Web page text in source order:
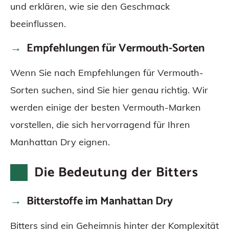
und erklären, wie sie den Geschmack
beeinflussen.
Empfehlungen für Vermouth-Sorten
Wenn Sie nach Empfehlungen für Vermouth-
Sorten suchen, sind Sie hier genau richtig. Wir
werden einige der besten Vermouth-Marken
vorstellen, die sich hervorragend für Ihren
Manhattan Dry eignen.
Die Bedeutung der Bitters
Bitterstoffe im Manhattan Dry
Bitters sind ein Geheimnis hinter der Komplexität